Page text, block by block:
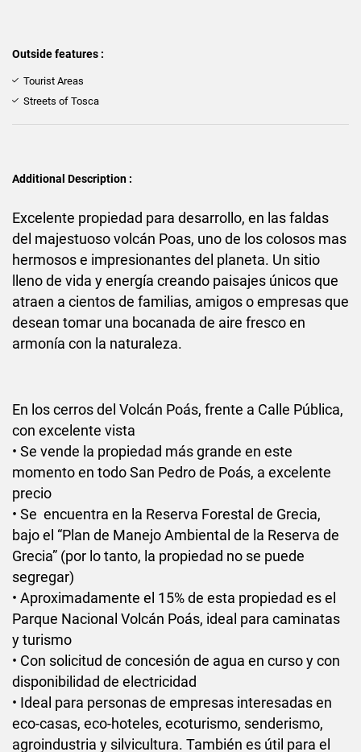
Outside features :
Tourist Areas
Streets of Tosca
Additional Description :
Excelente propiedad para desarrollo, en las faldas
del majestuoso volcán Poas, uno de los colosos mas
hermosos e impresionantes del planeta. Un sitio
lleno de vida y energía creando paisajes únicos que
atraen a cientos de familias, amigos o empresas que
desean tomar una bocanada de aire fresco en
armonía con la naturaleza.
En los cerros del Volcán Poás, frente a Calle Pública,
con excelente vista
• Se vende la propiedad más grande en este
momento en todo San Pedro de Poás, a excelente
precio
• Se encuentra en la Reserva Forestal de Grecia,
bajo el “Plan de Manejo Ambiental de la Reserva de
Grecia” (por lo tanto, la propiedad no se puede
segregar)
• Aproximadamente el 15% de esta propiedad es el
Parque Nacional Volcán Poás, ideal para caminatas
y turismo
• Con solicitud de concesión de agua en curso y con
disponibilidad de electricidad
• Ideal para personas de empresas interesadas en
eco-casas, eco-hoteles, ecoturismo, senderismo,
agroindustria y silvicultura. También es útil para el